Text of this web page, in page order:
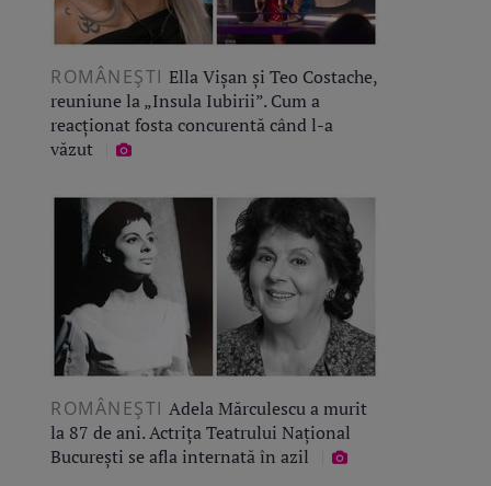
ROMÂNEŞTI Ella Vișan și Teo Costache,
reuniune la „Insula Iubirii”. Cum a
reacționat fosta concurentă când l-a
văzut
ROMÂNEŞTI Adela Mărculescu a murit
la 87 de ani. Actrița Teatrului Național
București se afla internată în azil